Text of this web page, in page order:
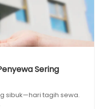
Sering
sibuk—hari tagih sewa.